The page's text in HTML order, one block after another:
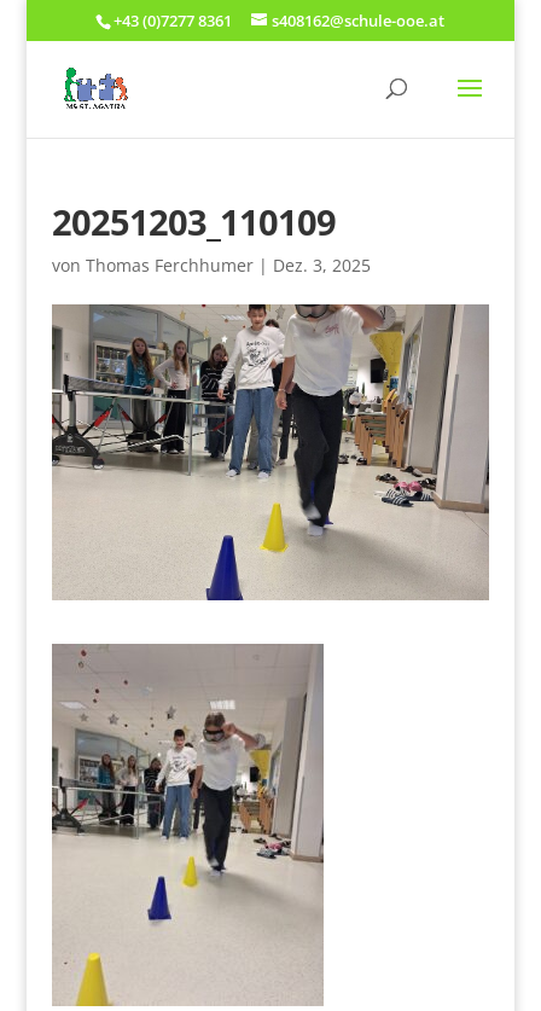
+43 (0)7277 8361 s408162@schule-ooe.at
20251203_110109
von Thomas Ferchhumer| Dez. 3, 2025